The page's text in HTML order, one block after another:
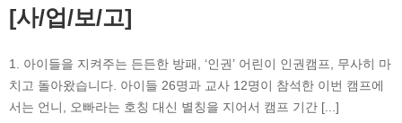
[사/업/보/고]
1. 아이들을 지켜주는 든든한 방패, ‘인권’ 어린이 인권캠프, 무사히 마
치고 돌아왔습니다. 아이들 26명과 교사 12명이 참석한 이번 캠프에
서는 언니, 오빠라는 호칭 대신 별칭을 지어서 캠프 기간 [...]